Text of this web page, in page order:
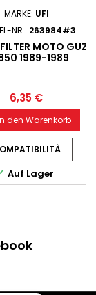
MARKE: UFI
NR.: 263984#3
MOTO GUZZI
1989-1989
6,35 €
den Warenkorb
Auf Lager